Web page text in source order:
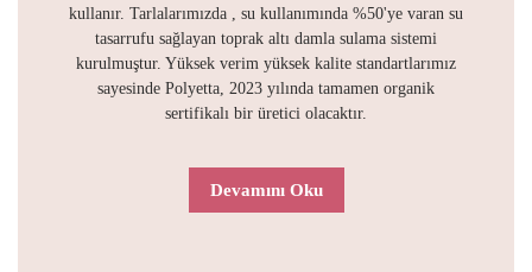
kullanır. Tarlalarımızda , su kullanımında %50'ye varan su
tasarrufu sağlayan toprak altı damla sulama sistemi
kurulmuştur. Yüksek verim yüksek kalite standartlarımız
sayesinde Polyetta, 2023 yılında tamamen organik
sertifikalı bir üretici olacaktır.
Devamını Oku